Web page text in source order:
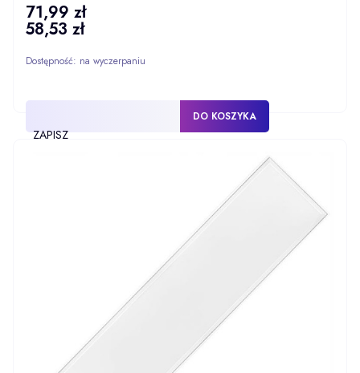
Cena
71,99 zł
Cena
58,53 zł
Dostępność: na wyczerpaniu
ZAPISZ
DO KOSZYKA